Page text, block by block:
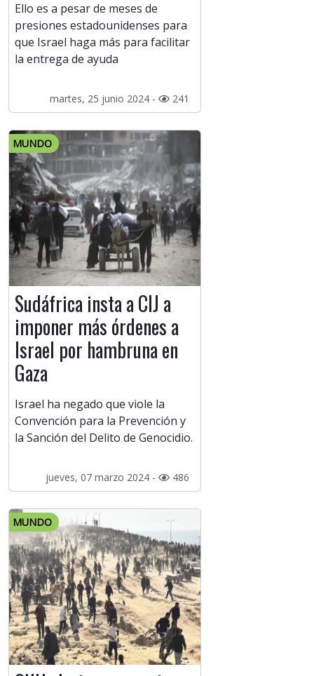
Ello es a pesar de meses de
presiones estadounidenses para
que Israel haga más para facilitar
la entrega de ayuda
martes, 25 junio 2024 - 241
MUNDO
Sudáfrica insta a CIJ a
imponer más órdenes a
Israel por hambruna en
Gaza
Israel ha negado que viole la
Convención para la Prevención y
la Sanción del Delito de Genocidio.
jueves, 07 marzo 2024 - 486
MUNDO